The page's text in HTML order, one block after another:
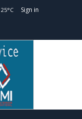
25°C Sign in